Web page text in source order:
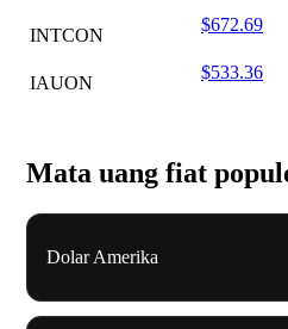
INTCON
$672.69
IAUON
$533.36
Mata uang fiat
Dolar Amerika